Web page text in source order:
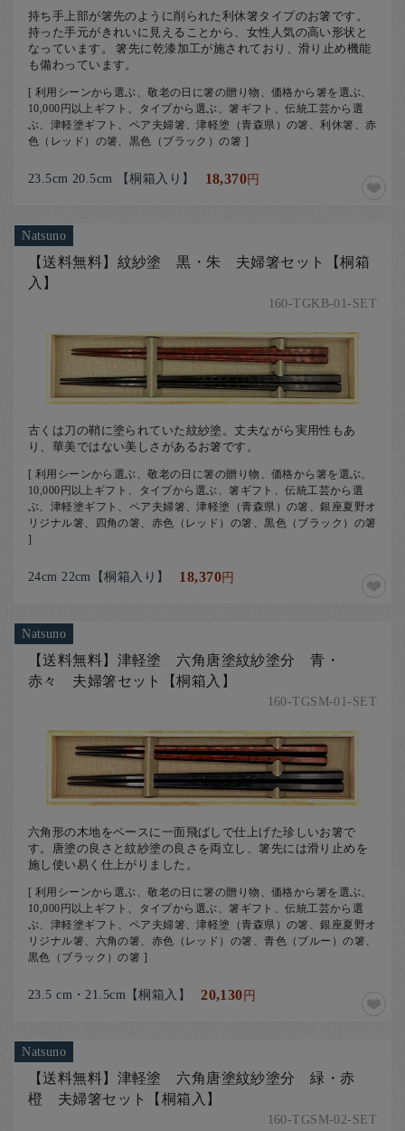
持ち手上部が箸先のように削られた利休箸タイプのお箸です。
持った手元がきれいに見えることから、女性人気の高い形状と
なっています。 箸先に乾漆加工が施されており、滑り止め機能
も備わっています。
[ 利用シーンから選ぶ、敬老の日に箸の贈り物、価格から箸を選ぶ、
10,000円以上ギフト、タイプから選ぶ、箸ギフト、伝統工芸から選
ぶ、津軽塗ギフト、ペア夫婦箸、津軽塗（青森県）の箸、利休箸、赤
色（レッド）の箸、黒色（ブラック）の箸 ]
23.5cm 20.5cm 【桐箱入り】 18,370円
Natsuno
【送料無料】紋紗塗 黒・朱 夫婦箸セット【桐箱
入】
160-TGKB-01-SET
古くは刀の鞘に塗られていた紋紗塗。丈夫ながら実用性もあ
り、華美ではない美しさがあるお箸です。
[ 利用シーンから選ぶ、敬老の日に箸の贈り物、価格から箸を選ぶ、
10,000円以上ギフト、タイプから選ぶ、箸ギフト、伝統工芸から選
ぶ、津軽塗ギフト、ペア夫婦箸、津軽塗（青森県）の箸、銀座夏野オ
リジナル箸、四角の箸、赤色（レッド）の箸、黒色（ブラック）の箸
]
24cm 22cm【桐箱入り】 18,370円
Natsuno
【送料無料】津軽塗 六角唐塗紋紗塗分 青・
赤々 夫婦箸セット【桐箱入】
160-TGSM-01-SET
六角形の木地をベースに一面飛ばしで仕上げた珍しいお箸で
す。唐塗の良さと紋紗塗の良さを両立し、箸先には滑り止めを
施し使い易く仕上がりました。
[ 利用シーンから選ぶ、敬老の日に箸の贈り物、価格から箸を選ぶ、
10,000円以上ギフト、タイプから選ぶ、箸ギフト、伝統工芸から選
ぶ、津軽塗ギフト、ペア夫婦箸、津軽塗（青森県）の箸、銀座夏野オ
リジナル箸、六角の箸、赤色（レッド）の箸、青色（ブルー）の箸、
黒色（ブラック）の箸 ]
23.5 cm・21.5cm【桐箱入】 20,130円
Natsuno
【送料無料】津軽塗 六角唐塗紋紗塗分 緑・赤
橙 夫婦箸セット【桐箱入】
160-TGSM-02-SET